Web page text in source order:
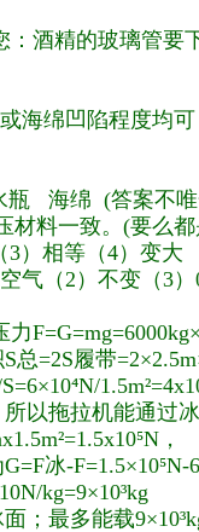
：酒精的玻璃管要
或海绵凹陷程度均可
瓶 海绵 (答案不
料一致。(要么都
）相等（4）变大
气（2）不变（3
=2S履带
所以拖拉机能通
，
冰-F=1.5×10⁵N-
kg=9×10³kg
；最多能载